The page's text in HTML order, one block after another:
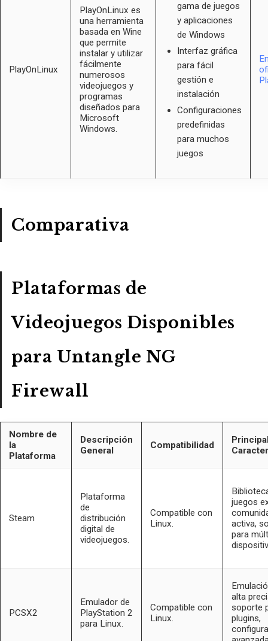
PlayOnLinux
PlayOnLinux es
una herramienta
basada en Wine
que permite
instalar y utilizar
fácilmente
numerosos
videojuegos y
programas
diseñados para
Microsoft
Windows.
gama de juegos
y aplicaciones
de Windows
Interfaz gráfica
para fácil
gestión e
instalación
Configuraciones
predefinidas
para muchos
juegos
Comparativa
Plataformas de
Videojuegos Disponibles
para Untangle NG
Firewall
Nombre de
la
Plataforma
Descripción
General
Compatibilidad
Steam
Plataforma
de
distribución
digital de
videojuegos.
Compatible con
Linux.
juegos
activa,
para
PCSX2
Emulador de
PlayStation 2
para Linux.
Compatible con
Linux.
alta
soporte
plugins,